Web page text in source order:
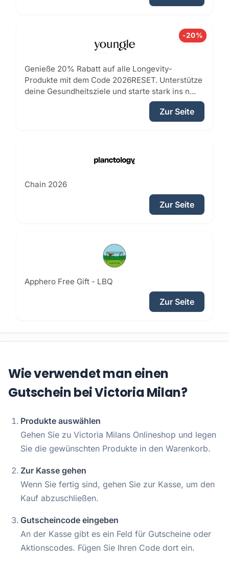
-20%
Genieße 20% Rabatt auf alle Longevity-
Produkte mit dem Code 2026RESET. Unterstütze
deine Gesundheitsziele und starte stark ins n...
Zur Seite
Chain 2026
Zur Seite
Apphero Free Gift - LBQ
Zur Seite
Wie verwendet man einen
Gutschein bei Victoria Milan?
Produkte auswählen
Gehen Sie zu Victoria Milans Onlineshop und legen
Sie die gewünschten Produkte in den Warenkorb.
Zur Kasse gehen
Wenn Sie fertig sind, gehen Sie zur Kasse, um den
Kauf abzuschließen.
Gutscheincode eingeben
An der Kasse gibt es ein Feld für Gutscheine oder
Aktionscodes. Fügen Sie Ihren Code dort ein.